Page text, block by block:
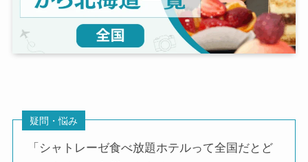
疑問・悩み
「シャトレーゼ食べ放題ホテルって全国だとど